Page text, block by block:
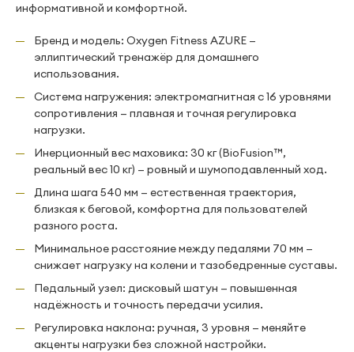
информативной и комфортной.
Бренд и модель: Oxygen Fitness AZURE —
эллиптический тренажёр для домашнего
использования.
Система нагружения: электромагнитная с 16 уровнями
сопротивления — плавная и точная регулировка
нагрузки.
Инерционный вес маховика: 30 кг (BioFusion™,
реальный вес 10 кг) — ровный и шумоподавленный ход.
Длина шага 540 мм — естественная траектория,
близкая к беговой, комфортна для пользователей
разного роста.
Минимальное расстояние между педалями 70 мм —
снижает нагрузку на колени и тазобедренные суставы.
Педальный узел: дисковый шатун — повышенная
надёжность и точность передачи усилия.
Регулировка наклона: ручная, 3 уровня — меняйте
акценты нагрузки без сложной настройки.